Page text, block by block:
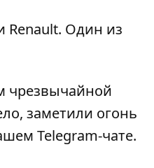
Renault. Один из
чрезвычайной
заметили огонь
Telegram-чате.